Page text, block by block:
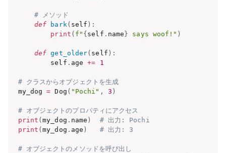
# メソッド
def
bark ( self ) :
print ( f" { self . name } says woof!" )
def get_older( self ) :
        self
. age += 1
# クラスからオブジェクトを生成
my_dog = Dog ( "Pochi" , 3 )
# オブジェクトのプロパティにアクセス
print (my_dog . name )
# 出力: Pochi
print (my_dog . age ) # 出力: 3
# オブジェクトのメソッドを呼び出し